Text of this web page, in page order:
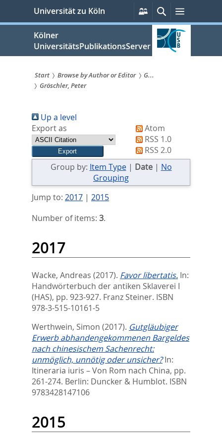
springen
Universität zu Köln
Persönliche
Services
SucheMenü
Kölner
UniversitätsPublikationsServer
Sie
sind
hier:
Start Browse by Author or Editor
G...
Gröschler, Peter
Up a level
Export as
Atom
RSS 1.0
RSS 2.0
Group by: Item Type| Date| No
Grouping
Jump to: 2017| 2015
Number of items: 3.
2017
Wacke, Andreas (2017). Favor libertatis. In:
Handwörterbuch der antiken Sklaverei I
(HAS), pp. 923-927. Franz Steiner. ISBN
978-3-515-10161-5
Werthwein, Simon (2017). Gutgläubiger
Erwerb abhandengekommenen Bargeldes
nach chinesischem Sachenrecht:
unmöglich, unnötig oder unsicher? In:
Itineraria iuris – Von Rom nach China, pp.
261-274. Berlin: Duncker & Humblot. ISBN
9783428147106
2015